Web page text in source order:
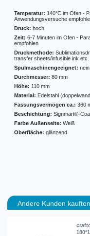
Temperatur: 140°C im Ofen -
Anwendungsversuche
Druck: hoch
Zeit: 6-7 Minuten im Ofen -
empfohlen
Druckmethode:
transfer sheets/infusible ink etc.
Spülmaschinengeeignet: nein
Durchmesser: 80 mm
Höhe: 110 mm
Material: Edelstahl
Fassungsvermögen ca.: 360
Beschichtung: Signmart®-
Farbe Außenseite: Weiß
Oberfläche: glänzend
Andere Kunden